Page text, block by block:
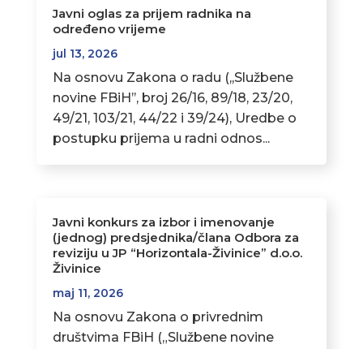
Javni oglas za prijem radnika na
određeno vrijeme
jul 13, 2026
Na osnovu Zakona o radu (,,Službene
novine FBiH’’, broj 26/16, 89/18, 23/20,
49/21, 103/21, 44/22 i 39/24), Uredbe o
postupku prijema u radni odnos...
Javni konkurs za izbor i imenovanje
(jednog) predsjednika/člana Odbora za
reviziju u JP “Horizontala-Živinice” d.o.o.
Živinice
maj 11, 2026
Na osnovu Zakona o privrednim
društvima FBiH („Službene novine